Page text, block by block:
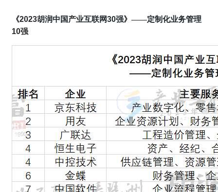
《2023胡润中国产业互联网30强》——定制化业务管理
10强